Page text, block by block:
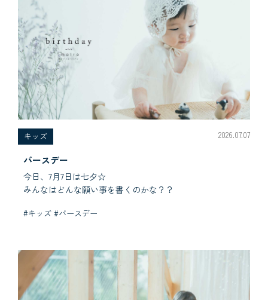
キッズ 2026.07.07
バースデー
今日、7月7日は七夕☆
みんなはどんな願い事を書くのかな？？
#キッズ #バースデー